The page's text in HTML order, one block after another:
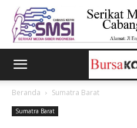
Beranda Sumatra Barat
Sumatra Barat